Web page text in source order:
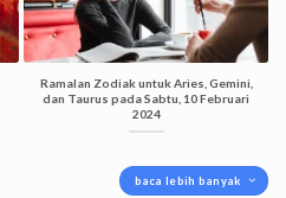
Ramalan Zodiak untuk Aries, Gemini,
dan Taurus pada Sabtu, 10 Februari
2024
baca lebih banyak